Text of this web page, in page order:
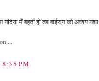
मेँ बहती हो तब बाईसन को अवश्य नशा
...
PM